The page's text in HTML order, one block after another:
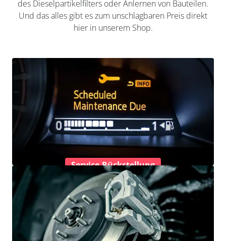
des Dieselpartikelfilters oder Anlernen von Bauteilen.
Und das alles gibt es zum unschlagbaren Preis direkt
hier in unserem Shop.
Service-Rückstellung